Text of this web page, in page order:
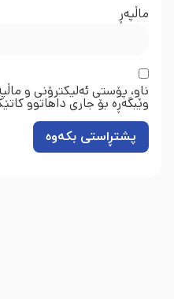
ماڵپه‌ڕ
ناو، پۆستی ئەلیکترۆنی و
وێبگەڕە بۆ جاری داهاتوو